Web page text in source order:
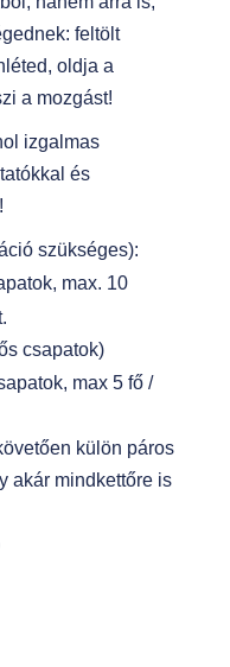
feltölt
oldja a
a mozgást!
izgalmas
és
szükséges):
max. 10
csapatok)
max 5 fő /
külön páros
akár mindkettőre is